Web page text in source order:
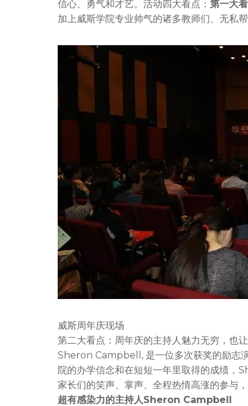
信心、勇气和才艺。活动四大看点： 第一大
加上威斯学院专业帅气的诸多教师们、无私
威斯周年庆现场
第二大看点：周年庆的主持人魅力无穷，也
Sheron Campbell, 是一位多次获奖的励志
院的办学信念和在短短一年里取得的成绩，
家长们的笑声、掌声、全程热情高涨的参与
超有感染力的主持人Sheron Campbell